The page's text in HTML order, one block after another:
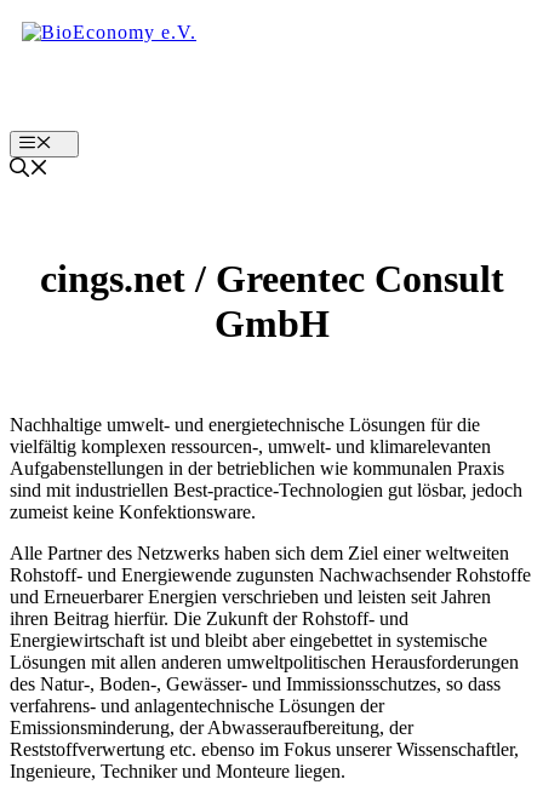
Zum
Inhalt
Menu
cings.net / Greentec Consult
GmbH
Nachhaltige umwelt- und energietechnische Lösungen für die
vielfältig komplexen ressourcen-, umwelt- und klimarelevanten
Aufgabenstellungen in der betrieblichen wie kommunalen Praxis
sind mit industriellen Best-practice-Technologien gut lösbar, jedoch
zumeist keine Konfektionsware.
Alle Partner des Netzwerks haben sich dem Ziel einer weltweiten
Rohstoff- und Energiewende zugunsten Nachwachsender Rohstoffe
und Erneuerbarer Energien verschrieben und leisten seit Jahren
ihren Beitrag hierfür. Die Zukunft der Rohstoff- und
Energiewirtschaft ist und bleibt aber eingebettet in systemische
Lösungen mit allen anderen umweltpolitischen Herausforderungen
des Natur-, Boden-, Gewässer- und Immissionsschutzes, so dass
verfahrens- und anlagentechnische Lösungen der
Emissionsminderung, der Abwasseraufbereitung, der
Reststoffverwertung etc. ebenso im Fokus unserer Wissenschaftler,
Ingenieure, Techniker und Monteure liegen.